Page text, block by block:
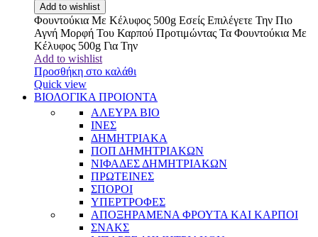
Add to wishlist
Φουντούκια Με Κέλυφος 500g Εσείς Επιλέγετε Την Πιο
Αγνή Μορφή Του Καρπού Προτιμώντας Τα Φουντούκια Με
Κέλυφος 500g Για Την
Add to wishlist
Προσθήκη στο καλάθι
Quick view
ΒΙΟΛΟΓΙΚΑ ΠΡΟΙΟΝΤΑ
ΑΛΕΥΡΑ BIO
ΙΝΕΣ
ΔΗΜΗΤΡΙΑΚΑ
ΠΟΠ ΔΗΜΗΤΡΙΑΚΩΝ
ΝΙΦΑΔΕΣ ΔΗΜΗΤΡΙΑΚΩΝ
ΠΡΩΤΕΙΝΕΣ
ΣΠΟΡΟΙ
ΥΠΕΡΤΡΟΦΕΣ
ΑΠΟΞΗΡΑΜΕΝΑ ΦΡΟΥΤΑ ΚΑΙ ΚΑΡΠΟΙ
ΣΝΑΚΣ